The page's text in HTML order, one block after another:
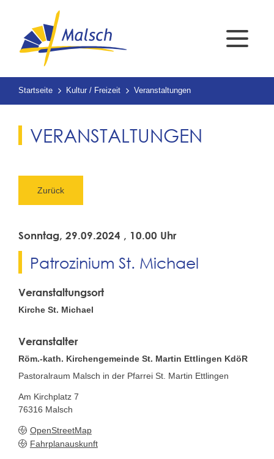
Startseite Kultur / Freizeit Veranstaltungen
VERANSTALTUNGEN
Zurück
Sonntag, 29.09.2024 , 10.00 Uhr
Patrozinium St. Michael
Veranstaltungsort
Kirche St. Michael
Veranstalter
Röm.-kath. Kirchengemeinde St. Martin Ettlingen KdöR
Pastoralraum Malsch in der Pfarrei St. Martin Ettlingen
Am Kirchplatz 7
76316 Malsch
OpenStreetMap
Fahrplanauskunft